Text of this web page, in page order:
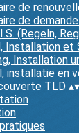
de
de
(Regeln,
Installation et
Installation
installatie en
TLD ▴▾